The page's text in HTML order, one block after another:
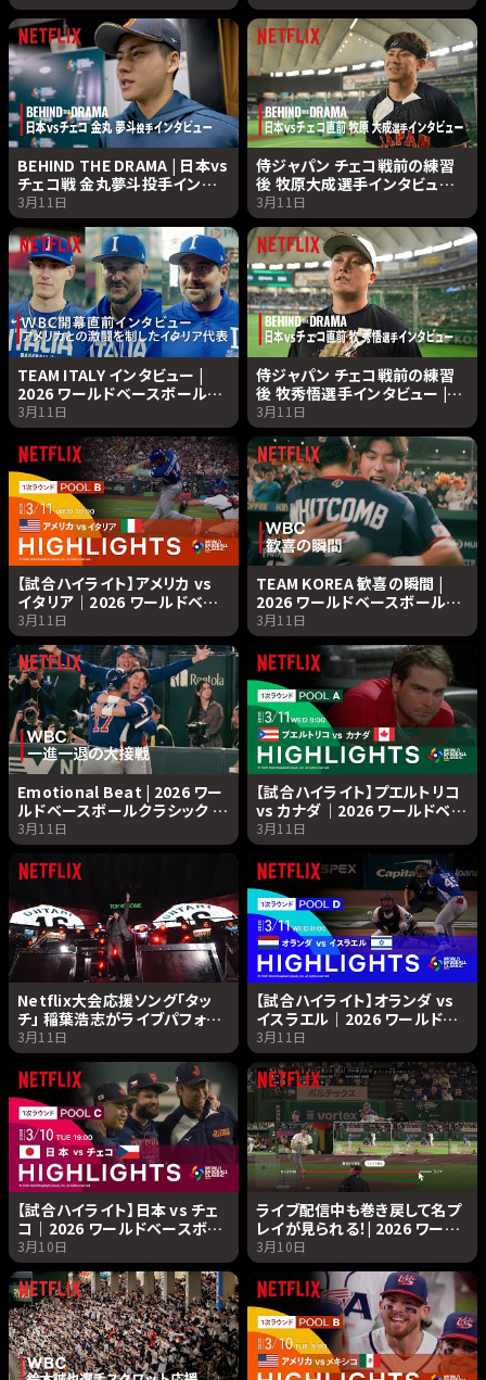
BEHIND THE DRAMA | 日本vs
チェコ戦 金丸夢斗投手インタ
ビュー | 2026 ワールドベース
ボールクラシック | Netflix
Japan
3月11日
侍ジャパン チェコ戦前の練習
後 牧原大成選手インタビュー |
2026 ワールドベースボールク
ラシック | Netflix Japan
3月11日
TEAM ITALY インタビュー |
2026 ワールドベースボールク
ラシック | Netflix Japan
3月11日
侍ジャパン チェコ戦前の練習
後 牧秀悟選手インタビュー |
2026 ワールドベースボールク
ラシック | Netflix Japan
3月11日
【試合ハイライト】アメリカ vs
イタリア｜2026 ワールドベー
スボールクラシック | Netflix
Japan
3月11日
TEAM KOREA 歓喜の瞬間 |
2026 ワールドベースボールク
ラシック | Netflix Japan
3月11日
Emotional Beat | 2026 ワー
ルドベースボールクラシック |
Netflix Japan
3月11日
【試合ハイライト】プエルトリコ
vs カナダ｜2026 ワールドベー
スボールクラシック | Netflix
Japan
3月11日
Netflix大会応援ソング「タッ
チ」 稲葉浩志がライブパフォー
マンスで初披露！| 2026 ワール
ドベースボールクラシック |
Netflix Japan
3月11日
【試合ハイライト】オランダ vs
イスラエル｜2026 ワールドベ
ースボールクラシック |
Netflix Japan
3月11日
【試合ハイライト】日本 vs チェ
コ｜2026 ワールドベースボー
ルクラシック | Netflix Japan
3月10日
ライブ配信中も巻き戻して名プ
レイが見られる！| 2026 ワール
ドベースボールクラシック|
Netflix Japan
3月10日